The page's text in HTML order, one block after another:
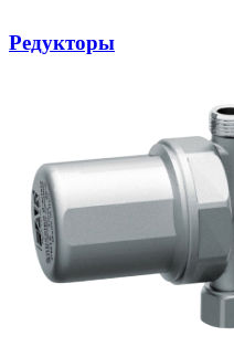
Редукторы